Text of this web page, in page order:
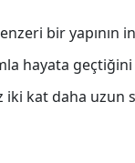
bir yapının
hayata geçtiğini
kat daha uzun